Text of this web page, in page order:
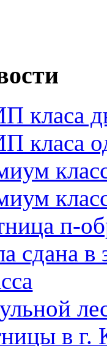
класа
класа
п-
сдана в
в г.